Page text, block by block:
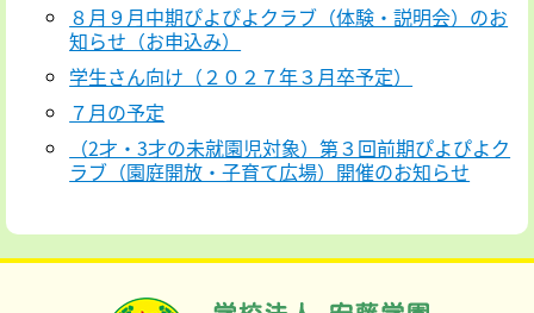
８月９月中期ぴよぴよクラブ（体験・説明会）のお
知らせ（お申込み）
学生さん向け（２０２７年３月卒予定）
７月の予定
（2才・3才の未就園児対象）第３回前期ぴよぴよク
ラブ（園庭開放・子育て広場）開催のお知らせ